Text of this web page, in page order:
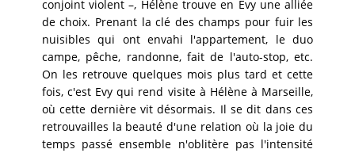
conjoint violent –, Hélène trouve en Evy une alliée
de choix. Prenant la clé des champs pour fuir les
nuisibles qui ont envahi l'appartement, le duo
campe, pêche, randonne, fait de l'auto-stop, etc.
On les retrouve quelques mois plus tard et cette
fois, c'est Evy qui rend visite à Hélène à Marseille,
où cette dernière vit désormais. Il se dit dans ces
retrouvailles la beauté d'une relation où la joie du
temps passé ensemble n'oblitère pas l'intensité